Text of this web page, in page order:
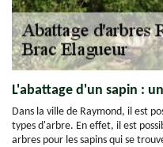
L'abattage d'un sapin :
Dans la ville de Raymond, il est
types d'arbre. En effet, il est
arbres pour les sapins qui se